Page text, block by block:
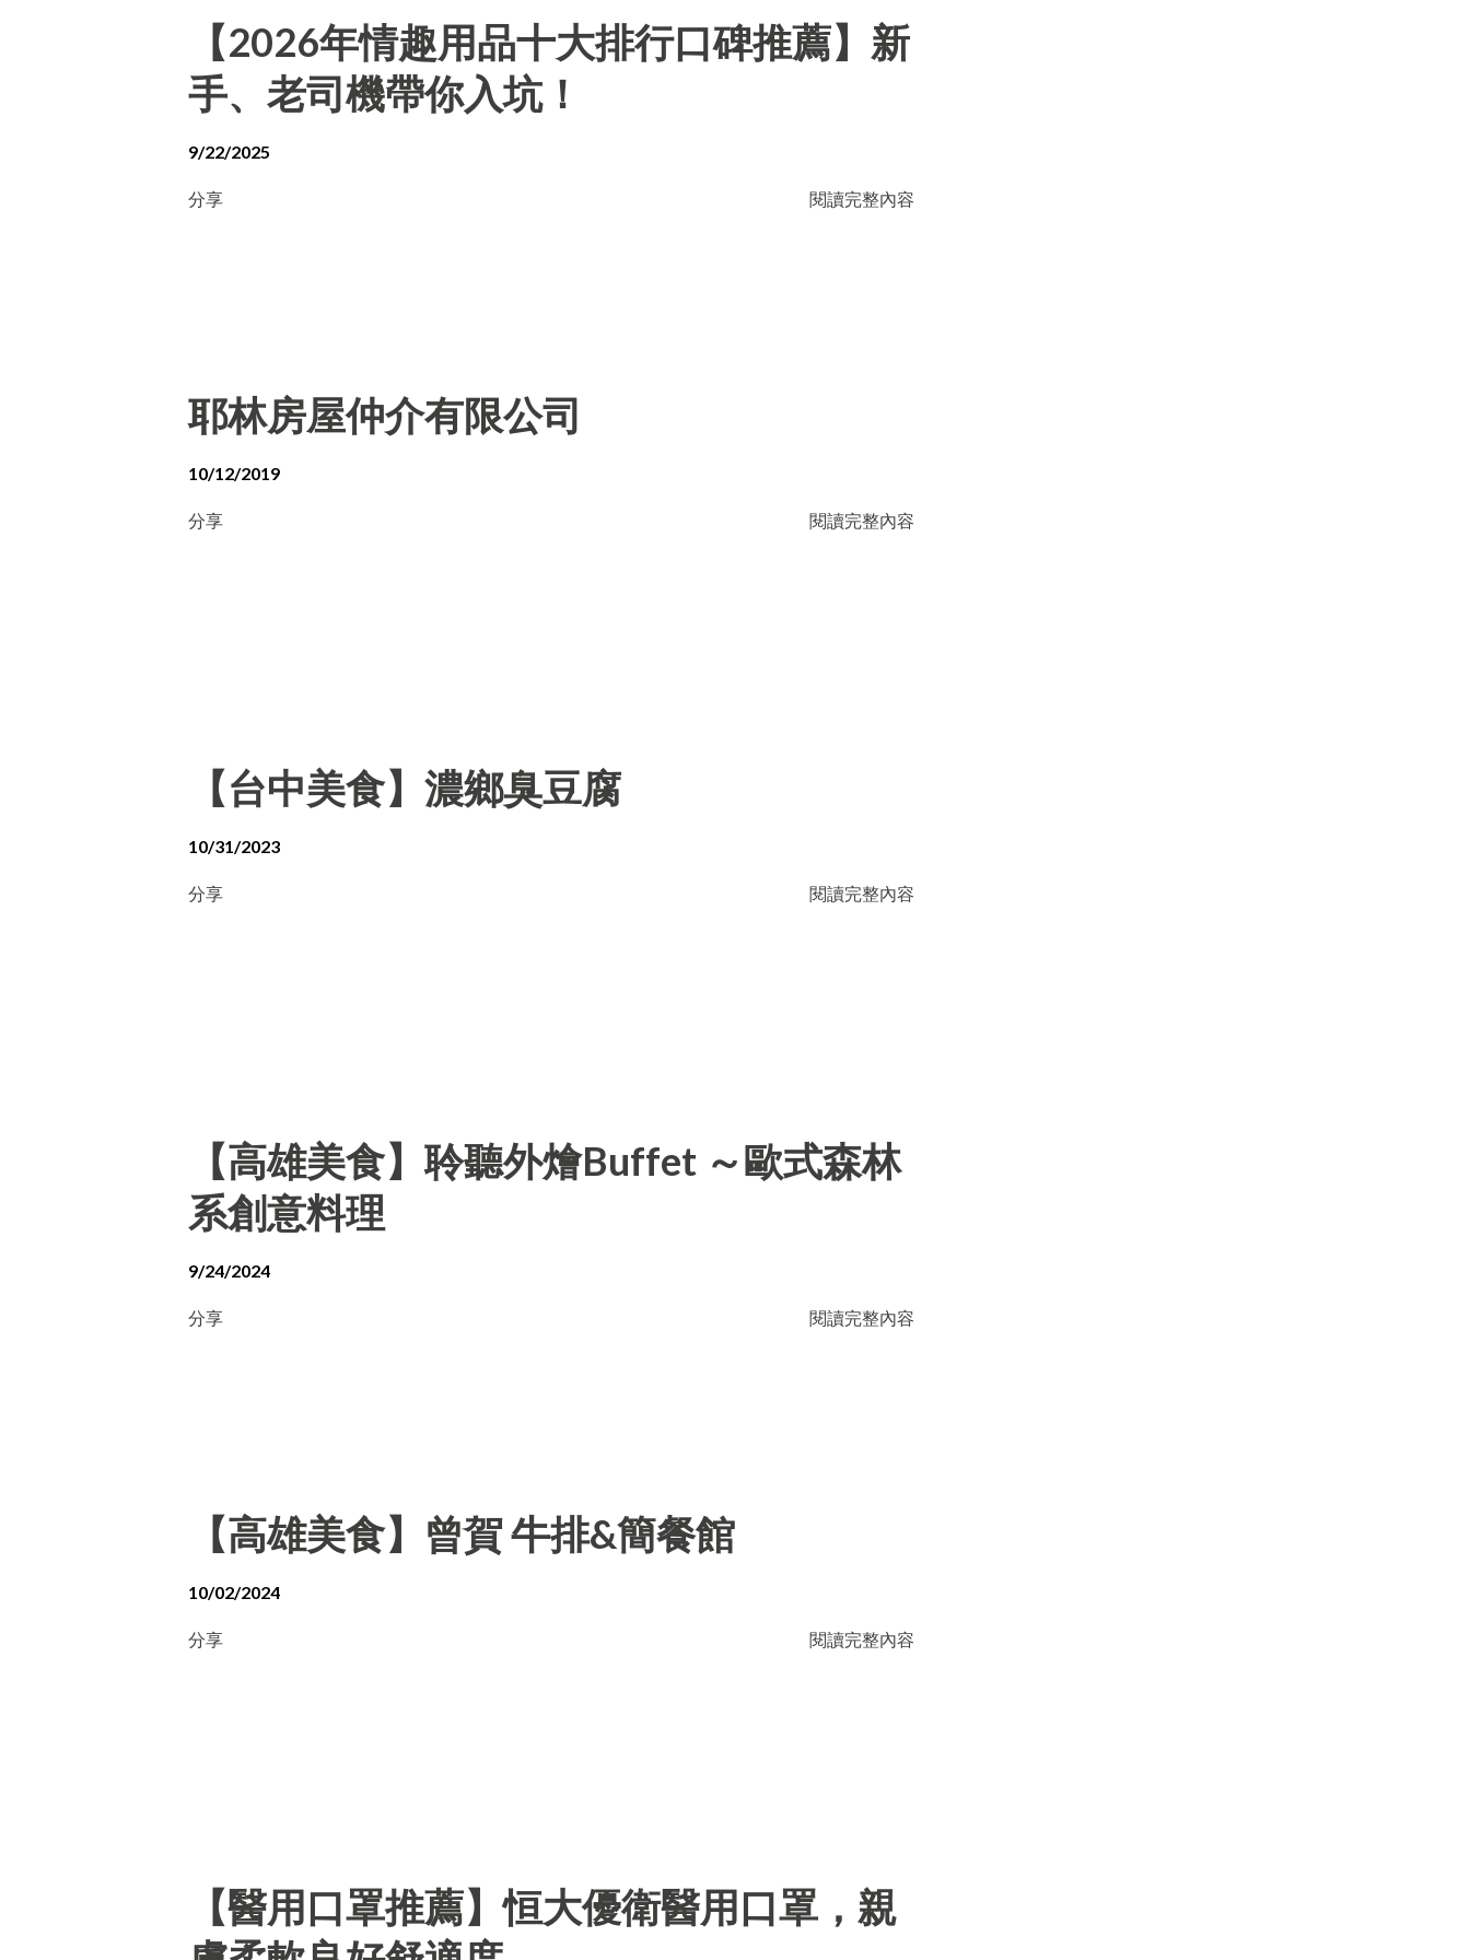
【2026年情趣用品十大排行口碑推薦】新
手、老司機帶你入坑！
9/22/2025
分享 閱讀完整內容
耶林房屋仲介有限公司
10/12/2019
分享 閱讀完整內容
【台中美食】濃鄉臭豆腐
10/31/2023
分享 閱讀完整內容
【高雄美食】聆聽外燴Buffet ～歐式森林
系創意料理
9/24/2024
分享 閱讀完整內容
【高雄美食】曾賀 牛排&簡餐館
10/02/2024
分享 閱讀完整內容
【醫用口罩推薦】恒大優衛醫用口罩，親